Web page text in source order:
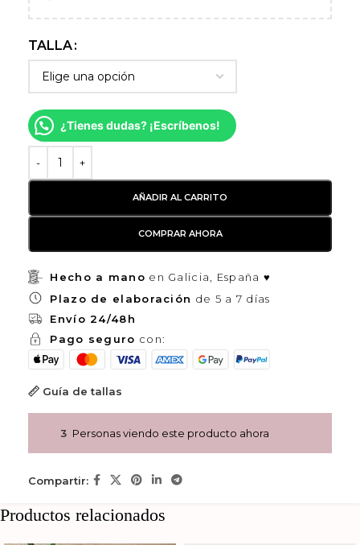
TALLA
¿Tienes dudas? ¡Escríbenos!
AÑADIR AL CARRITO
COMPRAR AHORA
Hecho a mano en Galicia, España ♥
Plazo de elaboración de 5 a 7 días
Envío 24/48h
Pago seguro con:
Guía de tallas
3 Personas viendo este producto ahora
Compartir:
Productos relacionados